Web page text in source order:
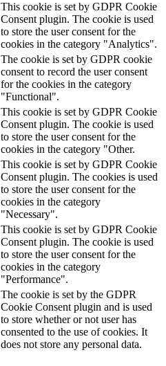
This cookie is set by GDPR Cookie
Consent plugin. The cookie is used
to store the user consent for the
cookies in the category "Analytics".
The cookie is set by GDPR cookie
consent to record the user consent
for the cookies in the category
"Functional".
This cookie is set by GDPR Cookie
Consent plugin. The cookie is used
to store the user consent for the
cookies in the category "Other.
This cookie is set by GDPR Cookie
Consent plugin. The cookies is used
to store the user consent for the
cookies in the category
"Necessary".
This cookie is set by GDPR Cookie
Consent plugin. The cookie is used
to store the user consent for the
cookies in the category
"Performance".
The cookie is set by the GDPR
Cookie Consent plugin and is used
to store whether or not user has
consented to the use of cookies. It
does not store any personal data.